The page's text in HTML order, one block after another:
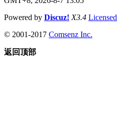
Powered by Discuz! X3.4 Licensed
© 2001-2017 Comsenz Inc.
返回顶部